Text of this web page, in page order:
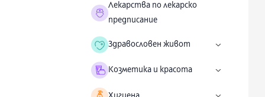
Лекарства по лекарско
предписание
Здравословен живот
Козметика и красота